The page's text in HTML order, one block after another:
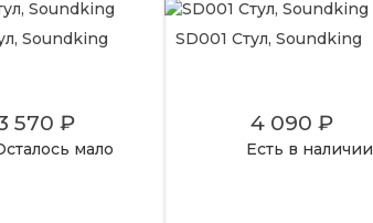
Soundking
570 ₽
мало
SD001 Стул, Soundking
4 090 ₽
Есть в наличии